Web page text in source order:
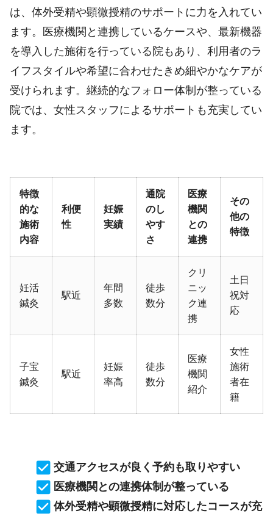
は、体外受精や顕微授精のサポートに力を入れてい
ます。医療機関と連携しているケースや、最新機器
を導入した施術を行っている院もあり、利用者のラ
イフスタイルや希望に合わせたきめ細やかなケアが
受けられます。継続的なフォロー体制が整っている
院では、女性スタッフによるサポートも充実してい
ます。
特徴
的な
施術
内容
利便
性
妊娠
実績
通院
のし
やす
さ
医療
機関
との
連携
その
他の
特徴
妊活
鍼灸
駅近
年間
多数
徒歩
数分
クリ
ニッ
ク連
携
土日
祝対
応
子宝
鍼灸
駅近
妊娠
率高
徒歩
数分
医療
機関
紹介
女性
施術
者在
籍
交通アクセスが良く予約も取りやすい
医療機関との連携体制が整っている
体外受精や顕微授精に対応したコースが充